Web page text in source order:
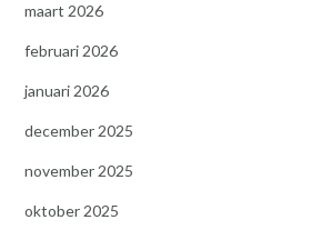
maart 2026
februari 2026
januari 2026
december 2025
november 2025
oktober 2025